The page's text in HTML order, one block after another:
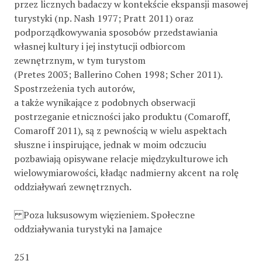
przez licznych badaczy w kontekście ekspansji masowej
turystyki (np. Nash 1977; Pratt 2011) oraz
podporządkowywania sposobów przedstawiania
własnej kultury i jej instytucji odbiorcom
zewnętrznym, w tym turystom
(Pretes 2003; Ballerino Cohen 1998; Scher 2011).
Spostrzeżenia tych autorów,
a także wynikające z podobnych obserwacji
postrzeganie etniczności jako produktu (Comaroff,
Comaroff 2011), są z pewnością w wielu aspektach
słuszne i inspirujące, jednak w moim odczuciu
pozbawiają opisywane relacje międzykulturowe ich
wielowymiarowości, kładąc nadmierny akcent na rolę
oddziaływań zewnętrznych.
Poza luksusowym więzieniem. Społeczne
oddziaływania turystyki na Jamajce
251